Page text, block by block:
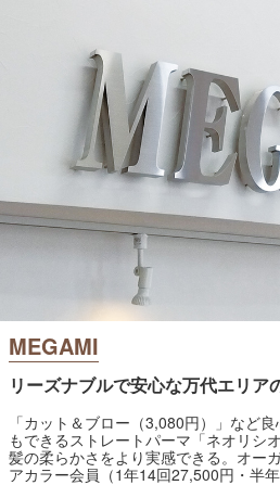
MEGAMI
リーズナブルで安心な万代エリア
「カット＆ブロー（3,080円）」など
もできるストレートパーマ「ネオリシ
髪の柔らかさをより実感できる。オー
アカラー会員（1年14回27,500円・半